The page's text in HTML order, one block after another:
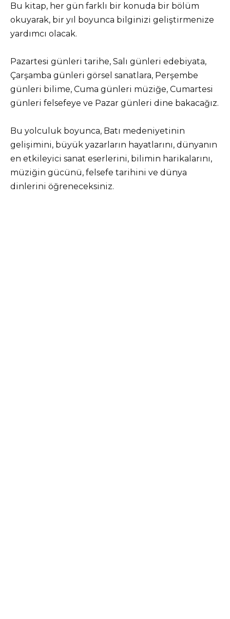
Bu kitap, her gün farklı bir konuda bir bölüm
okuyarak, bir yıl boyunca bilginizi geliştirmenize
yardımcı olacak.
Pazartesi günleri tarihe, Salı günleri edebiyata,
Çarşamba günleri görsel sanatlara, Perşembe
günleri bilime, Cuma günleri müziğe, Cumartesi
günleri felsefeye ve Pazar günleri dine bakacağız.
Bu yolculuk boyunca, Batı medeniyetinin
gelişimini, büyük yazarların hayatlarını, dünyanın
en etkileyici sanat eserlerini, bilimin harikalarını,
müziğin gücünü, felsefe tarihini ve dünya
dinlerini öğreneceksiniz.